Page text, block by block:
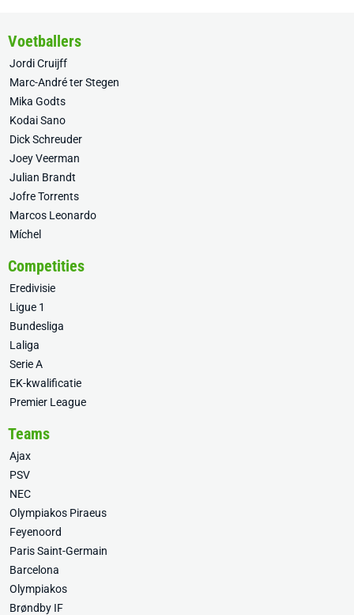
Voetballers
Jordi Cruijff
Marc-André ter Stegen
Mika Godts
Kodai Sano
Dick Schreuder
Joey Veerman
Julian Brandt
Jofre Torrents
Marcos Leonardo
Míchel
Competities
Eredivisie
Ligue 1
Bundesliga
Laliga
Serie A
EK-kwalificatie
Premier League
Teams
Ajax
PSV
NEC
Olympiakos Piraeus
Feyenoord
Paris Saint-Germain
Barcelona
Olympiakos
Brøndby IF